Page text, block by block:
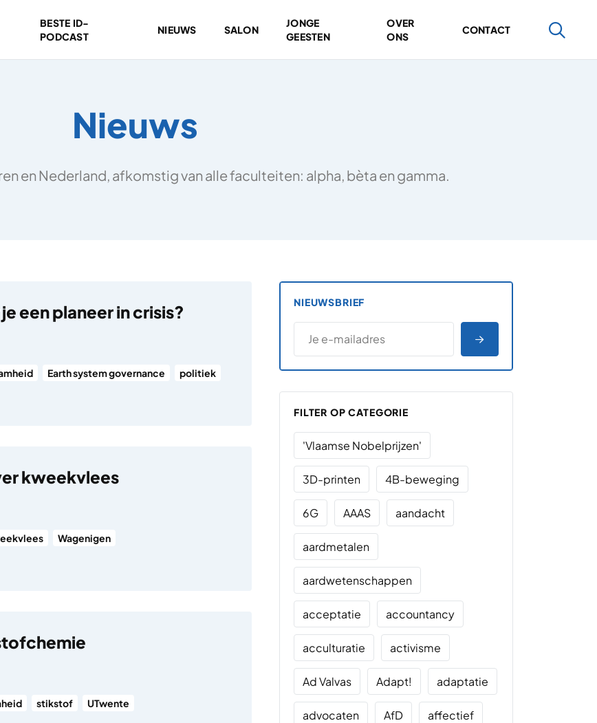
BESTE ID-
PODCAST
NIEUWS SALON
JONGE
GEESTEN
OVER
ONS
CONTACT
Nieuws
en Nederland, afkomstig van alle faculteiten: alpha, bèta en gamma.
een planeer in crisis?
Earth system governance
politiek
kweekvlees
Wagenigen
stikstof UTwente
NIEUWSBRIEF
E-MAILADRES
*
AANMELDEN
FILTER OP CATEGORIE
'Vlaamse Nobelprijzen'
3D-printen 4B-beweging
6G AAAS aandacht
aardmetalen
aardwetenschappen
acceptatie accountancy
acculturatie activisme
Ad Valvas Adapt! adaptatie
advocaten AfD affectief